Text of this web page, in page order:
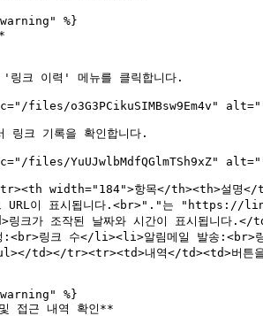
%}
크 이력' 메뉴를 클릭합니다.
files/o3G3PCikuSIMBsw9Em4v"
크 기록을 확인합니다.
files/YuUJwlbMdfQGlmTSh9xZ"
width="184">항목</th><th>설명</
URL이 표시됩니다.<br>"."는 "https://
크가 조작된 날짜와 시간이 표시됩니다
링크 수</li><li>알림메일 발송:<br>
td></tr><tr><td>내역</td><td>버튼을
%}
접근 내역 확인**